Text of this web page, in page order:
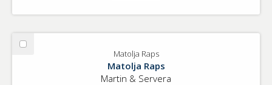
Välj
Matolja Raps
Matolja Raps
Martin & Servera